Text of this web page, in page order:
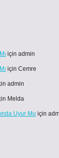
için admin
için Cemre
admin
Melda
Uyur Mu için